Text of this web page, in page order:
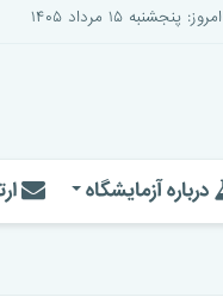
امروز: پنجشنبه ۱۵ مرداد ۱۴۰۵
درباره آزمایشگاه